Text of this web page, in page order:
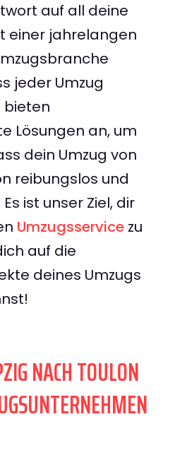
auf all deine
einer jahrelangen
jeder Umzug
bieten
Lösungen an, um
dein Umzug von
reibungslos und
ist unser Ziel, dir
Umzugsservice zu
auf die
deines Umzugs
NACH TOULON